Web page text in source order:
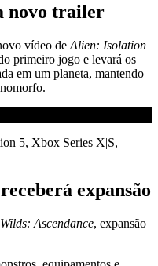
novo trailer
vídeo de Alien: Isolation
primeiro jogo e levará os
em um planeta, mantendo
5, Xbox Series X|S,
expansão
Ascendance, expansão